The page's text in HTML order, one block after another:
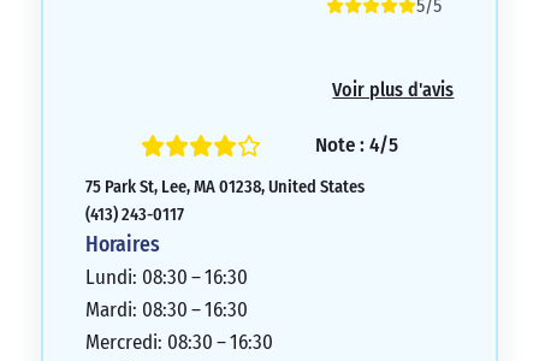
5/5
Voir plus d'avis
Note : 4/5
75 Park St, Lee, MA 01238, United States
(413) 243-0117
Horaires
Lundi: 08:30 – 16:30
Mardi: 08:30 – 16:30
Mercredi: 08:30 – 16:30